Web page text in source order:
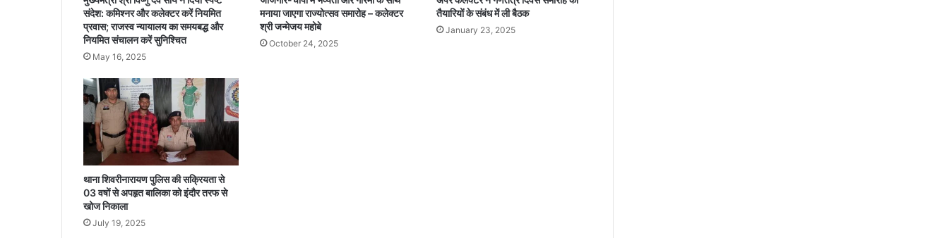
म
र्थ
कों
में
त्सा
ह
शि
क्षा
मं
के
इ
फे
य
संदेश: कमिश्नर और कलेक्टर करें नियमित
प्रवास; राजस्व न्यायालय का समयबद्ध और
नियमित संचालन करें सुनिश्चित
May 16, 2025
मनाया जाएगा राज्योत्सव समारोह – कलेक्टर
श्री जन्मेजय महोबे
October 24, 2025
तैयारियों के संबंध में ली बैठक
January 23, 2025
थाना शिवरीनारायण पुलिस की सक्रियता से
03 वषों से अपहृत बालिका को इंदौर तरफ से
खोज निकाला
July 19, 2025